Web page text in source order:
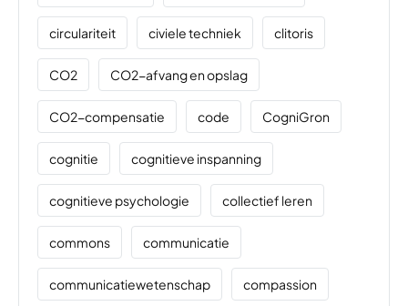
circulariteit civiele techniek clitoris
CO2 CO2-afvang en opslag
CO2-compensatie code CogniGron
cognitie cognitieve inspanning
cognitieve psychologie collectief leren
commons communicatie
communicatiewetenschap compassion